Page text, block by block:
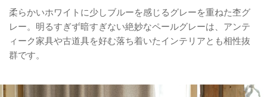
柔らかいホワイトに少しブルーを感じるグレーを重ねた杢グ
レー。明るすぎず暗すぎない絶妙なペールグレーは、アンテ
ィーク家具や古道具を好む落ち着いたインテリアとも相性抜
群です。